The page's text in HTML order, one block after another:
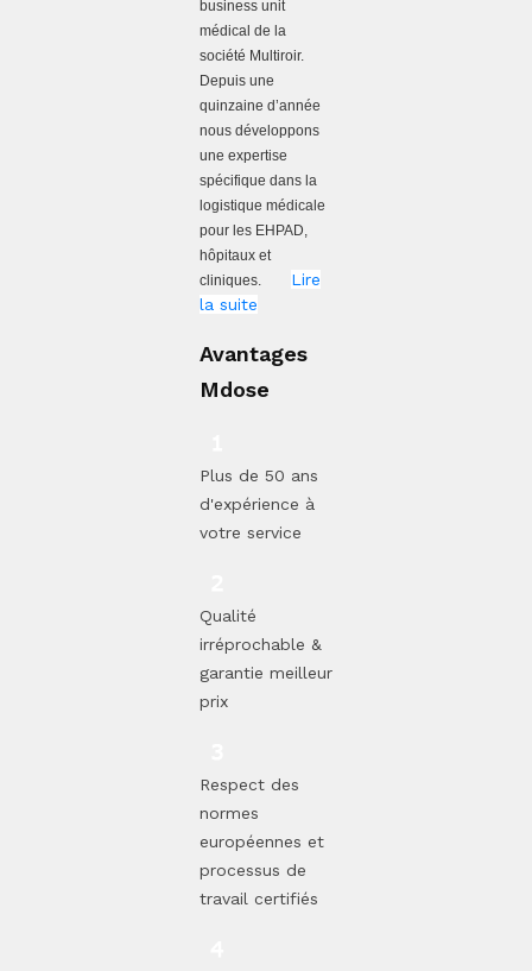
business unit
médical de la
société Multiroir.
Depuis une
quinzaine d’année
nous développons
une expertise
spécifique dans la
logistique médicale
pour les EHPAD,
hôpitaux et
cliniques.
Lire
la suite
Avantages
Mdose
Plus de 50 ans
d'expérience à
votre service
Qualité
irréprochable &
garantie meilleur
prix
Respect des
normes
européennes et
processus de
travail certifiés